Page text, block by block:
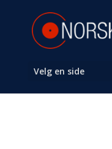
Velg en side